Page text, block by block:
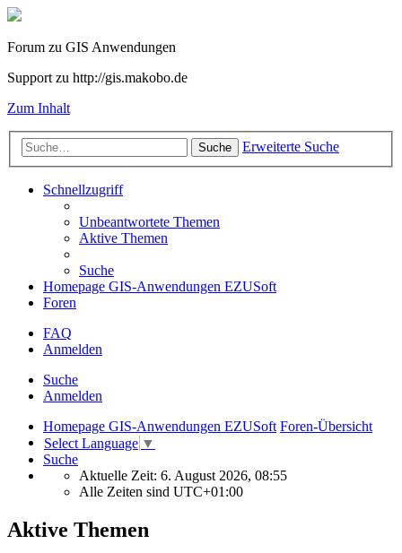
Forum zu GIS Anwendungen
Support zu http://gis.makobo.de
Zum Inhalt
Suche Erweiterte Suche
Schnellzugriff
Unbeantwortete Themen
Aktive Themen
Suche
Homepage GIS-Anwendungen EZUSoft
Foren
FAQ
Anmelden
Suche
Anmelden
Homepage GIS-Anwendungen EZUSoft Foren-Übersicht
Select Language ▼
Suche
Aktuelle Zeit: 6. August 2026, 08:55
Alle Zeiten sind UTC+01:00
Aktive Themen